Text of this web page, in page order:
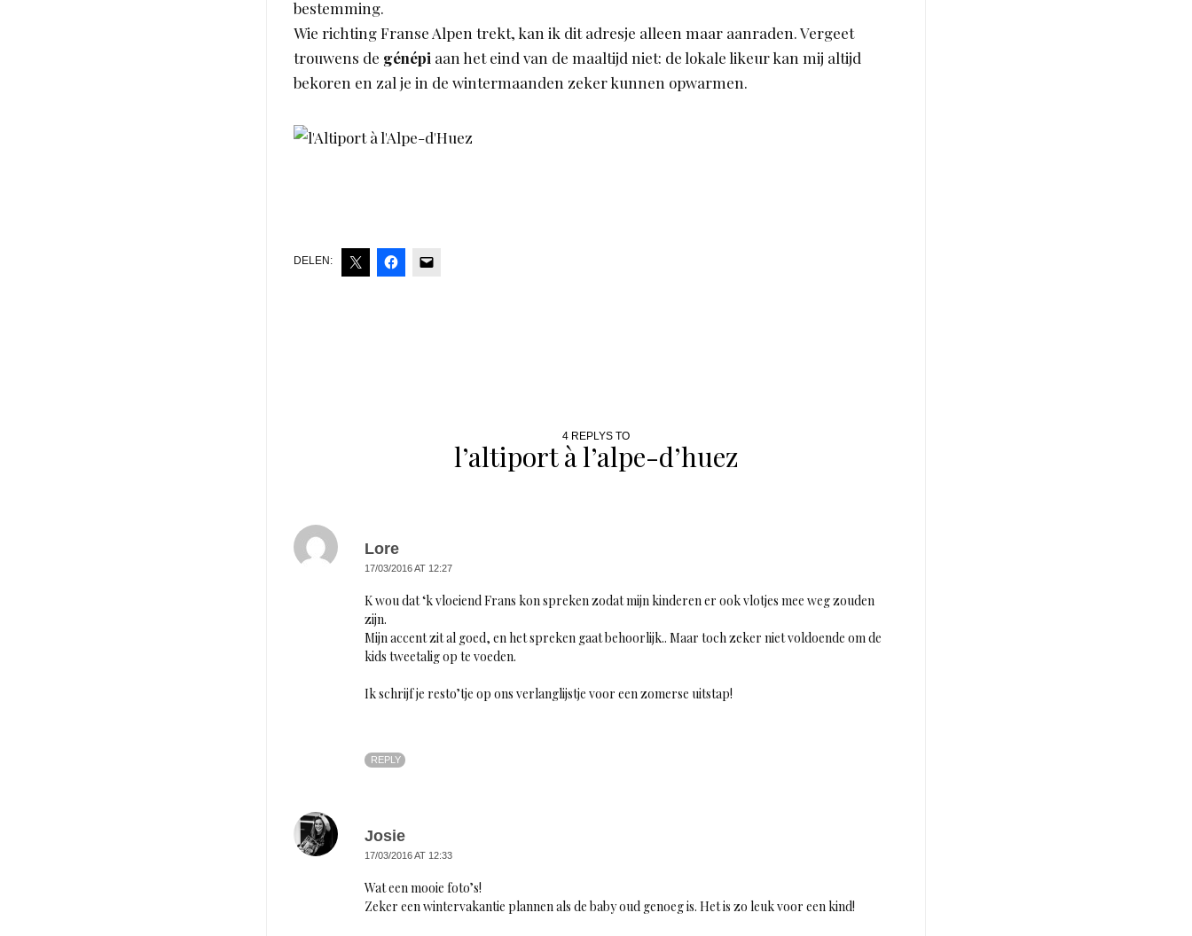
bestemming.
Wie richting Franse Alpen trekt, kan ik dit adresje alleen maar aanraden. Vergeet
trouwens de génépi aan het eind van de maaltijd niet: de lokale likeur kan mij altijd
bekoren en zal je in de wintermaanden zeker kunnen opwarmen.
DELEN:
4 REPLYS TO
l’altiport à l’alpe-d’huez
Lore
17/03/2016 AT 12:27
K wou dat ‘k vloeiend Frans kon spreken zodat mijn kinderen er ook vlotjes mee weg zouden
zijn.
Mijn accent zit al goed, en het spreken gaat behoorlijk.. Maar toch zeker niet voldoende om de
kids tweetalig op te voeden.
Ik schrijf je resto’tje op ons verlanglijstje voor een zomerse uitstap!
REPLY
Josie
17/03/2016 AT 12:33
Wat een mooie foto’s!
Zeker een wintervakantie plannen als de baby oud genoeg is. Het is zo leuk voor een kind!